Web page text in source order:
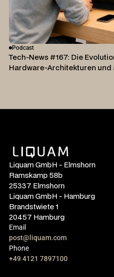
Podcast
Tech-News #167: Die
Hardware-Architekturen und
Liquam GmbH - Elmshorn
Ramskamp 58b
25337 Elmshorn
Liquam GmbH - Hamburg
Brandstwiete 1
20457 Hamburg
Email
post@liquam.com
Phone
+49 4121 7897100